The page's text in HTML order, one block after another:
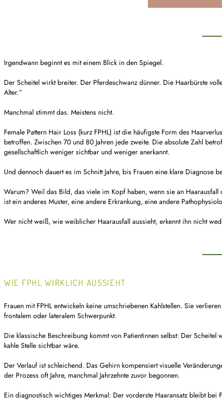
Irgendwann beginnt es mit einem Blick in den Spiegel.
Der Scheitel wirkt breiter. Der Pferdeschwanz dünner. Die Haarbürste
Alter.”
Manchmal stimmt das. Meistens nicht.
Female Pattern Hair Loss (kurz FPHL) ist die häufigste Form des
betroffen. Zwischen 70 und 80 Jahren jede zweite. Die absolute Zahl
gesellschaftlich weniger sichtbar und weniger anerkannt.
Und dennoch dauert es im Schnitt Jahre, bis Frauen eine klare Diagnose
Warum? Weil das Bild, das viele im Kopf haben, wenn sie an
ist ein anderes Muster, eine andere Erkrankung, eine andere
Wer nicht weiß, wie weiblicher Haarausfall aussieht, erkennt ihn nicht
WIE FPHL WIRKLICH AUSSIEHT
Frauen mit FPHL entwickeln keine umschriebenen Kahlstellen. Sie
frontalem oder lateralem Schwerpunkt.
Die klassische Beschreibung kommt von Patientinnen selbst: Der
kahle Stelle sichtbar wäre.
Der Verlauf ist schleichend. Das Gehirn kompensiert visuelle
der Prozess oft Jahre, manchmal Jahrzehnte zuvor begonnen.
Ein diagnostisch wichtiges Merkmal: Der vorderste Haaransatz bleibt